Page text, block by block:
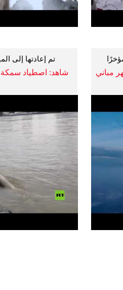
تم إعادتها إلى
شاهد: اصطياد
مباني